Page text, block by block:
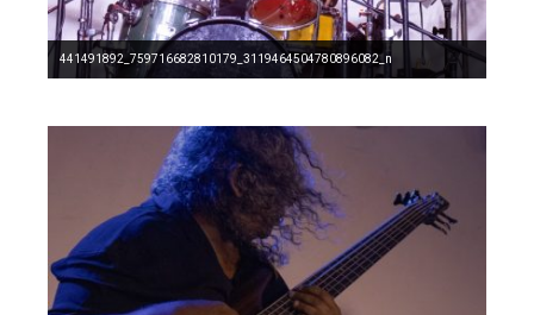
441491892_759716682810179_3119464504780896082_n